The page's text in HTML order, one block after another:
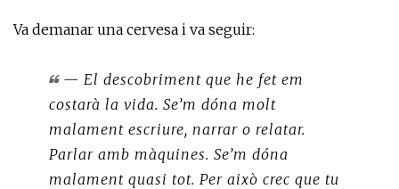
Va demanar una cervesa i va seguir:
— El descobriment que he fet em
costarà la vida. Se’m dóna molt
malament escriure, narrar o relatar.
Parlar amb màquines. Se’m dóna
malament quasi tot. Per això crec que tu